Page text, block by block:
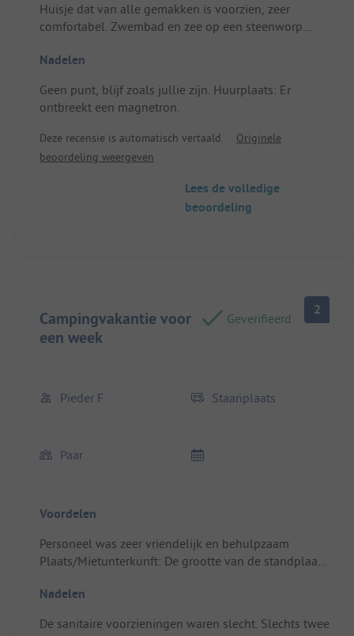
Huisje dat van alle gemakken is voorzien, zeer
comfortabel. Zwembad en zee op een steenworp
uitstekende klimaat zonder benauwdheid.
koelkast.
Nadelen
Geen punt, blijf zoals jullie zijn. Huurplaats: Er
ontbreekt een magnetron.
Deze recensie is automatisch vertaald.
Originele
beoordeling weergeven
Lees de volledige
beoordeling
Campingvakantie voor
een week
Geverifieerd
2
Pieder F Staanplaats
Paar
Voordelen
Personeel was zeer vriendelijk en behulpzaam
Plaats/Mietunterkunft: De grootte van de standplaats
Nadelen
De sanitaire voorzieningen waren slecht. Slechts twee